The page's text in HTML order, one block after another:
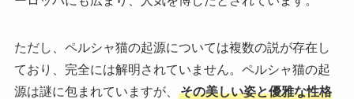
ただし、ペルシャ猫の起源については複数の説が存在し
ており、完全には解明されていません。ペルシャ猫の起
源は謎に包まれていますが、
その美しい姿と優雅な性格